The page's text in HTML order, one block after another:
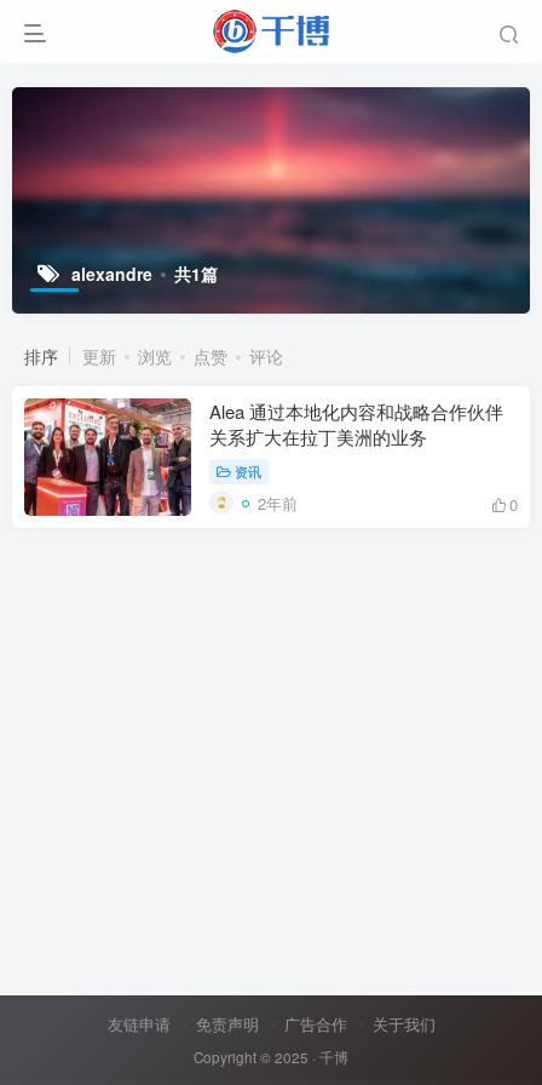
alexandre 共1篇
排序 更新 浏览 点赞 评论
Alea 通过本地化内容和战略合作伙伴
关系扩大在拉丁美洲的业务
资讯
2年前 0
友链申请 免责声明 广告合作 关于我们
Copyright © 2025 · 千博